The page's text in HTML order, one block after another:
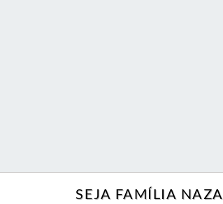
SEJA FAMÍLIA